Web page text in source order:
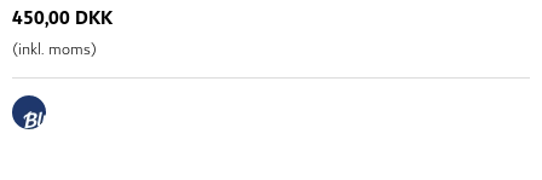
450,00 DKK
(inkl. moms)